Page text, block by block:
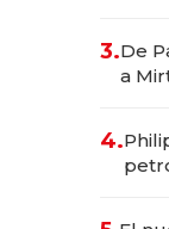
las
3.De
a
4.